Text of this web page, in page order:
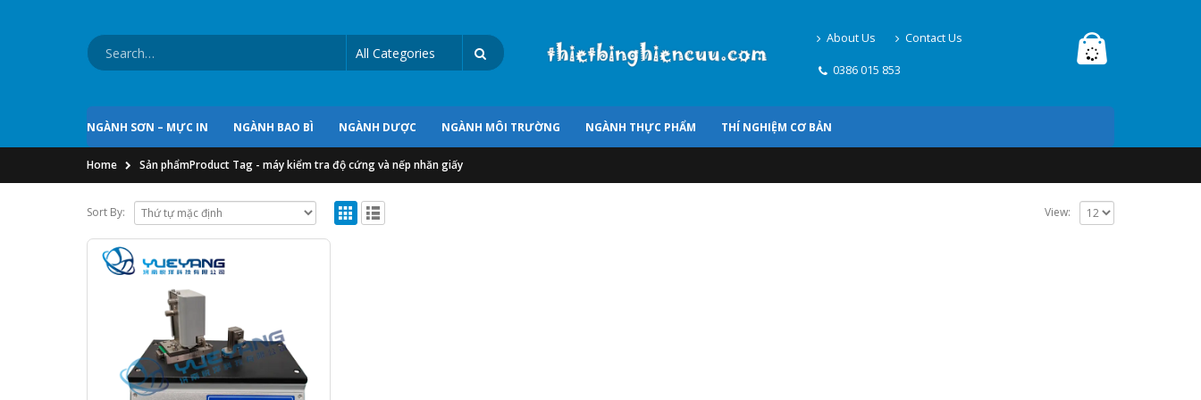
About Us Contact Us
0386 015 853
NGÀNH SƠN – MỰC IN NGÀNH BAO BÌ NGÀNH DƯỢC NGÀNH MÔI TRƯỜNG NGÀNH THỰC PHẨM THÍ NGHIỆM CƠ BẢN
Home Sản phẩmProduct Tag - máy kiểm tra độ cứng và nếp nhăn giấy
Sort By: View: